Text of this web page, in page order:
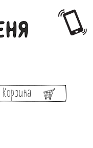
Корзина